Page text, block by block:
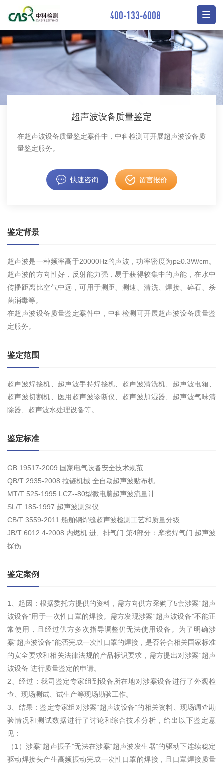
400-133-6008
超声波设备质量鉴定
在超声波设备质量鉴定案件中，中科检测可开展超声波设备质
量鉴定服务。
快速咨询 留言报价
鉴定背景
超声波是一种频率高于20000Hz的声波，功率密度为p≥0.3W/cm。
超声波的方向性好，反射能力强，易于获得较集中的声能，在水中
传播距离比空气中远，可用于测距、测速、清洗、焊接、碎石、杀
菌消毒等。
在超声波设备质量鉴定案件中，中科检测可开展超声波设备质量鉴
定服务。
鉴定范围
超声波焊接机、超声波手持焊接机、超声波清洗机、超声波电箱、
超声波切割机、医用超声波诊断仪、超声波加湿器、超声波气味清
除器、超声波水处理设备等。
鉴定标准
GB 19517-2009 国家电气设备安全技术规范
QB/T 2935-2008 拉链机械 全自动超声波贴布机
MT/T 525-1995 LCZ--80型微电脑超声波流量计
SL/T 185-1997 超声波测深仪
CB/T 3559-2011 船舶钢焊缝超声波检测工艺和质量分级
JB/T 6012.4-2008 内燃机 进、排气门 第4部分：摩擦焊气门 超声波
探伤
鉴定案例
1、起因：根据委托方提供的资料，需方向供方采购了5套涉案“超声
波设备”用于一次性口罩的焊接。需方发现涉案“超声波设备”不能正
常使用，且经过供方多次指导调整仍无法使用设备。为了明确涉
案“超声波设备”能否完成一次性口罩的焊接，是否符合相关国家标准
的安全要求和相关法律法规的产品标识要求，需方提出对涉案“超声
波设备”进行质量鉴定的申请。
2、经过：我司鉴定专家组到设备所在地对涉案设备进行了外观检
查、现场测试、试生产等现场勘验工作。
3、结果：鉴定专家组对涉案“超声波设备”的相关资料、现场调查勘
验情况和测试数据进行了讨论和综合技术分析，给出以下鉴定意
见：
（1）涉案“超声振子”无法在涉案“超声波发生器”的驱动下连续稳定
驱动焊接头产生高频振动完成一次性口罩的焊接，且口罩焊接质量